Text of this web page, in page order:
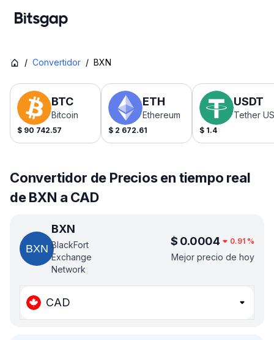
/ Convertidor / BXN
BTC
Bitcoin
$ 90 742.57
ETH
Ethereum
$ 2 672.61
USDT
Tether
$ 1.4
Convertidor de Precios en tiempo real
de BXN a CAD
BXN
BlackFort
Exchange
Network
$ 0.0004 0.91 %
Mejor precio de hoy
CAD